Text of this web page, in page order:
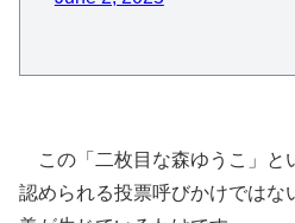
この「二枚目な森ゆうこ」と
認められる投票呼びかけではな